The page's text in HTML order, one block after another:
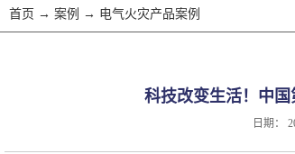
首页 → 案例 → 电气火灾产品案例
科技改变生活！中
日期：